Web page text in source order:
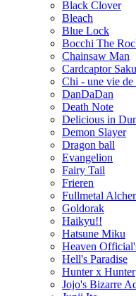
Black Clover
Bleach
Blue Lock
Bocchi The
Chainsaw Man
Cardcaptor
Chi - une vie de
DanDaDan
Death Note
Delicious in
Demon Slayer
Dragon ball
Evangelion
Fairy Tail
Frieren
Fullmetal
Goldorak
Haikyu!!
Hatsune Miku
Heaven
Hell's Paradise
Hunter x Hunter
Jojo's Bizarre